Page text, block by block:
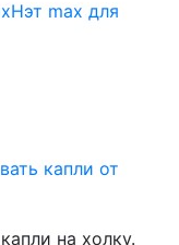
max для
капли от
на холку.